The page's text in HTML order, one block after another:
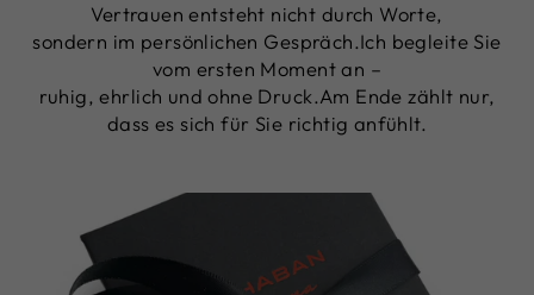
Vertrauen entsteht nicht durch Worte,
sondern im persönlichen Gespräch.Ich begleite Sie
vom ersten Moment an –
ruhig, ehrlich und ohne Druck.Am Ende zählt nur,
dass es sich für Sie richtig anfühlt.